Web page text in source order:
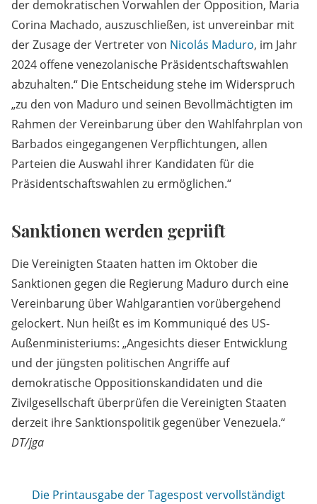
der demokratischen Vorwahlen der Opposition, Maria
Corina Machado, auszuschließen, ist unvereinbar mit
der Zusage der Vertreter von Nicolás Maduro, im Jahr
2024 offene venezolanische Präsidentschaftswahlen
abzuhalten.“ Die Entscheidung stehe im Widerspruch
„zu den von Maduro und seinen Bevollmächtigten im
Rahmen der Vereinbarung über den Wahlfahrplan von
Barbados eingegangenen Verpflichtungen, allen
Parteien die Auswahl ihrer Kandidaten für die
Präsidentschaftswahlen zu ermöglichen.“
Sanktionen werden geprüft
Die Vereinigten Staaten hatten im Oktober die
Sanktionen gegen die Regierung Maduro durch eine
Vereinbarung über Wahlgarantien vorübergehend
gelockert. Nun heißt es im Kommuniqué des US-
Außenministeriums: „Angesichts dieser Entwicklung
und der jüngsten politischen Angriffe auf
demokratische Oppositionskandidaten und die
Zivilgesellschaft überprüfen die Vereinigten Staaten
derzeit ihre Sanktionspolitik gegenüber Venezuela.“
DT/jga
Die Printausgabe der Tagespost vervollständigt